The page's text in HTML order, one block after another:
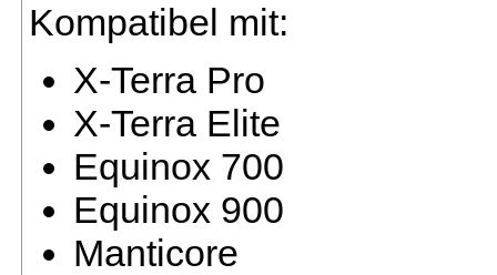
Kompatibel mit:
X-Terra Pro
X-Terra Elite
Equinox 700
Equinox 900
Manticore